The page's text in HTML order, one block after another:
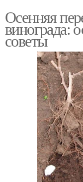
Осенняя
винограда:
советы